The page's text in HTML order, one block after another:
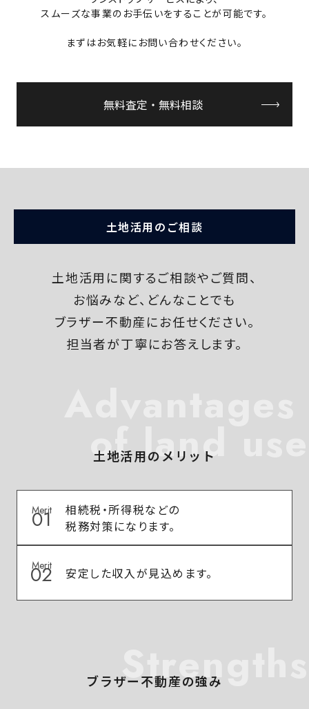
スムーズな事業のお手伝いをすることが可能です。
まずはお気軽にお問い合わせください。
無料査定・無料相談
土地活用のご相談
土地活用に関するご相談やご質問、
お悩みなど、 どんなことでも
ブラザー不動産にお任せください。
担当者が丁寧にお答えします。
of land use
土地活用のメリット
Merit
01
相続税・所得税などの
税務対策になります。
Merit
02 安定した収入が見込めます。
Strengths
ブラザー不動産の強み